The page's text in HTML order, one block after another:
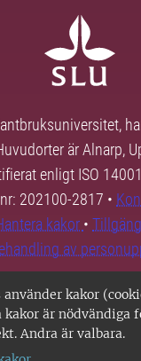
använder kakor
kakor är nödvändiga
Andra är valbara.
är Alnarp,
enligt ISO
202100-2817 •
kakor •
av